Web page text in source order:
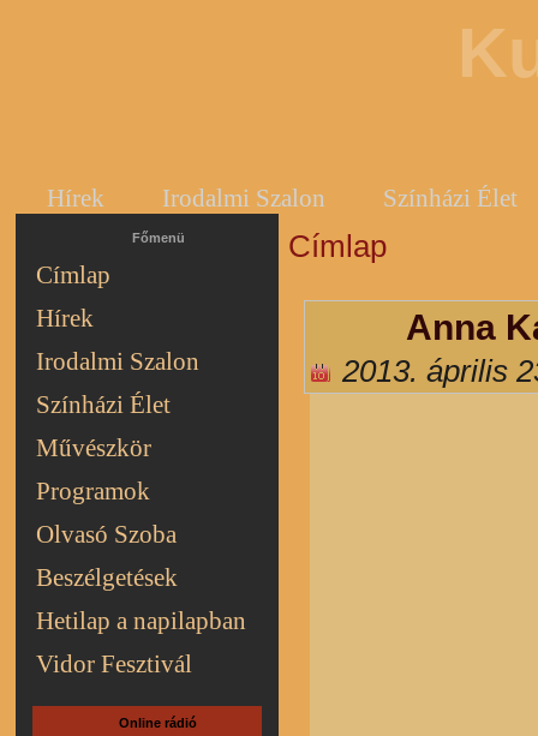
Hírek Irodalmi Szalon Színházi Élet
Főmenü
Címlap
Hírek
Irodalmi Szalon
Színházi Élet
Művészkör
Programok
Olvasó Szoba
Beszélgetések
Hetilap a napilapban
Vidor Fesztivál
Online rádió
Jelenlegi hely
Címlap
Anna
2013. április